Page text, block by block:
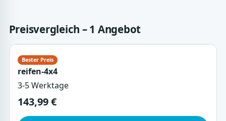
Preisvergleich – 1 Angebot
reifen-4x4
3-5 Werktage
143,99 €